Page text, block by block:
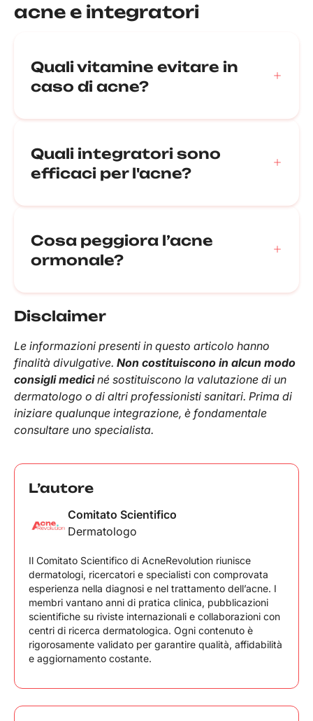
acne e integratori
Quali vitamine evitare in
caso di acne?
vitamina A
senza indicazione medica. Un
eccesso può peggiorare infiammazione e
impurità. Se si sospetta una carenza o un
dermatologo o al medico.
Quali integratori sono
efficaci per l'acne?
Vitamine del gruppo B (soprattutto B5, se
indicata)
Vitamine A, C, D, E nei giusti dosaggi
Probiotici
Gli integratori per acne funzionano meglio se
integrati a una skincare adeguata e a uno stile di
vita equilibrato.
Cosa peggiora l’acne
ormonale?
Stress e mancanza di sonno
Fluttuazioni ormonali (ciclo, sospensione pillola,
PCOS)
Prodotti cosmetici occlusivi
Alcuni integratori o farmaci (es. alte dosi di B12)
Disclaimer
Le informazioni presenti in questo articolo hanno
finalità divulgative. Non costituiscono in alcun modo
consigli mediciné sostituiscono la valutazione di un
dermatologo o di altri professionisti sanitari. Prima di
iniziare qualunque integrazione, è fondamentale
consultare uno specialista.
L’autore
Comitato Scientifico
Dermatologo
Il Comitato Scientifico di AcneRevolution riunisce
dermatologi, ricercatori e specialisti con comprovata
esperienza nella diagnosi e nel trattamento dell’acne. I
membri vantano anni di pratica clinica, pubblicazioni
scientifiche su riviste internazionali e collaborazioni con
centri di ricerca dermatologica. Ogni contenuto è
rigorosamente validato per garantire qualità, affidabilità
e aggiornamento costante.